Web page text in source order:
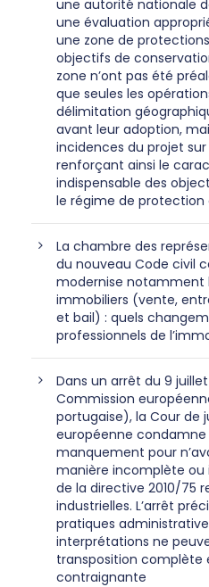
une autorité nationale
une évaluation
une zone de
objectifs de
zone n’ont pas été
que seules les
délimitation
avant leur adoption,
incidences du projet
renforçant ainsi le
indispensable des
le régime de protection
La chambre des
du nouveau Code civil
modernise notamment
immobiliers (vente,
et bail) : quels
professionnels de
Dans un arrêt du 9
Commission
portugaise), la Cour de
européenne condamne
manquement pour
manière incomplète ou
de la directive 2010/75
industrielles. L’arrêt
pratiques
interprétations ne
transposition complète
contraignante